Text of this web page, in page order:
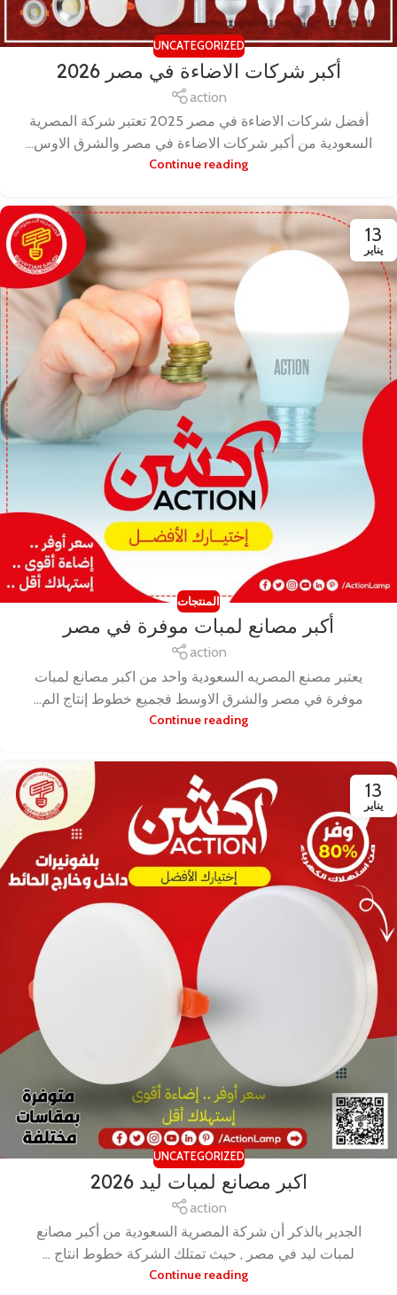
UNCATEGORIZED
أكبر شركات الاضاءة في مصر 2026
action
أفضل شركات الاضاءة في مصر 2025 تعتبر شركة المصرية
السعودية من أكبر شركات الاضاءة في مصر والشرق الاوس...
Continue reading
13
يناير
المنتجات
أكبر مصانع لمبات موفرة في مصر
action
يعتبر مصنع المصريه السعودية واحد من اكبر مصانع لمبات
موفرة في مصر والشرق الاوسط فجميع خطوط إنتاج الم...
Continue reading
13
يناير
UNCATEGORIZED
اكبر مصانع لمبات ليد 2026
action
الجدير بالذكر أن شركة المصرية السعودية من أكبر مصانع
لمبات ليد في مصر , حيث تمتلك الشركة خطوط انتاج ...
Continue reading